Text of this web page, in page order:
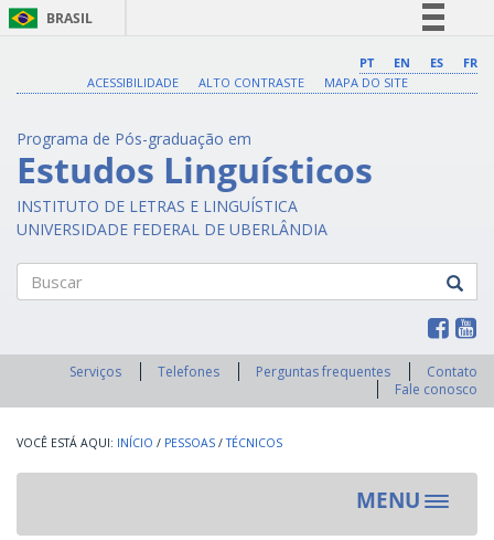
BRASIL
Comunica BR
Acesso à informação
Legislação
PT EN ES
FR
ACESSIBILIDADE
ALTO CONTRASTE MAPA DO SITE
Programa de Pós-graduação em
Estudos Linguísticos
INSTITUTO DE LETRAS E LINGUÍSTICA
UNIVERSIDADE FEDERAL DE UBERLÂNDIA
Serviços Telefones Perguntas frequentes
Contato
Fale conosco
INÍCIO / PESSOAS / TÉCNICOS
MENU
Toggle